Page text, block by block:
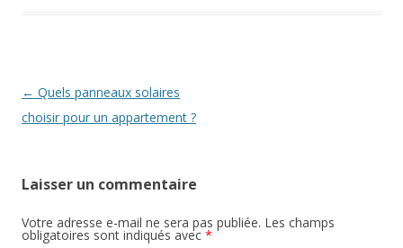
Navigation
des
← Quels panneaux solaires
choisir pour un appartement ?
Laisser un commentaire
Votre adresse e-mail ne sera pas publiée. Les champs
obligatoires sont indiqués avec *